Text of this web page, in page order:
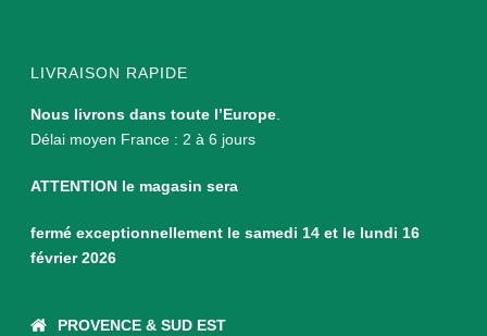
LIVRAISON RAPIDE
Nous livrons dans toute l’Europe
Délai moyen France : 2 à 6 jours
ATTENTION le magasin sera
fermé exceptionnellement le samedi 14 et le lundi 16
février 2026
PROVENCE & SUD EST